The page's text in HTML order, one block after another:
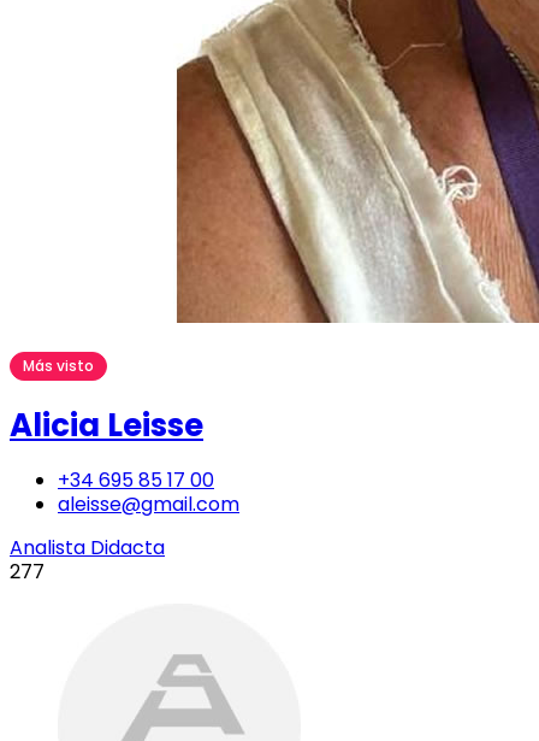
Más visto
Alicia Leisse
+34 695 85 17 00
aleisse@gmail.com
Analista Didacta
277